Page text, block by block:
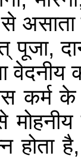
से
पूजा,
वेदनीय
कर्म के
होता